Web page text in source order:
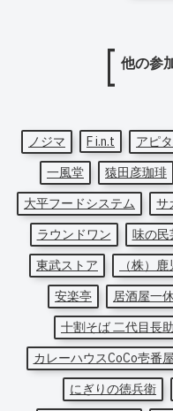
他の参
ノジマ F i.n.t アピ
一風堂
猿田彦珈琲
大平フードシステム
サ
ラウンドワン
味の民
東武ストア
（株）
安楽亭
居酒屋一
十割そば 二代目長助
カレーハウスCoCo壱番屋
にぎりの徳兵衛